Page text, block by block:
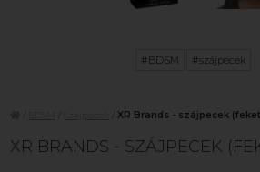
#BDSM #szájpecek
/XR Brands - szájpecek
XR BRANDS - SZÁJPECEK